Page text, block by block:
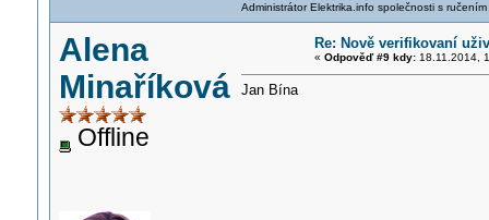
Administrátor Elektrika.info společnosti s
Alena
Minaříková
Offline
Re: Nově verifikovaní
« Odpověď #9 kdy:18.11.2014,
Jan Bína